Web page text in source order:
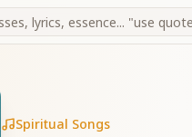
Spiritual Songs